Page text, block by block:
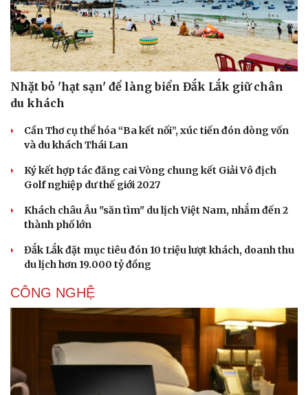
Văn hóa
Sân khấu - Điện ảnh
Văn học
Âm nhạc
Di sản
Giải trí
Nghệ sĩ
Thời trang
Sao Việt
Nhặt bỏ 'hạt sạn' để làng biển Đắk Lắk giữ chân
du khách
Cần Thơ cụ thể hóa “Ba kết nối”, xúc tiến đón dòng vốn
và du khách Thái Lan
Ký kết hợp tác đăng cai Vòng chung kết Giải Vô địch
Golf nghiệp dư thế giới 2027
Khách châu Âu "săn tìm" du lịch Việt Nam, nhắm đến 2
thành phố lớn
Đắk Lắk đặt mục tiêu đón 10 triệu lượt khách, doanh thu
du lịch hơn 19.000 tỷ đồng
CÔNG NGHỆ